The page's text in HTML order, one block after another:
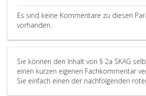
Es sind keine Kommentare zu diesen
vorhanden.
Sie können den Inhalt von § 2a SKAG
einen kurzen eigenen Fachkommentar
Sie einfach einen der nachfolgenden